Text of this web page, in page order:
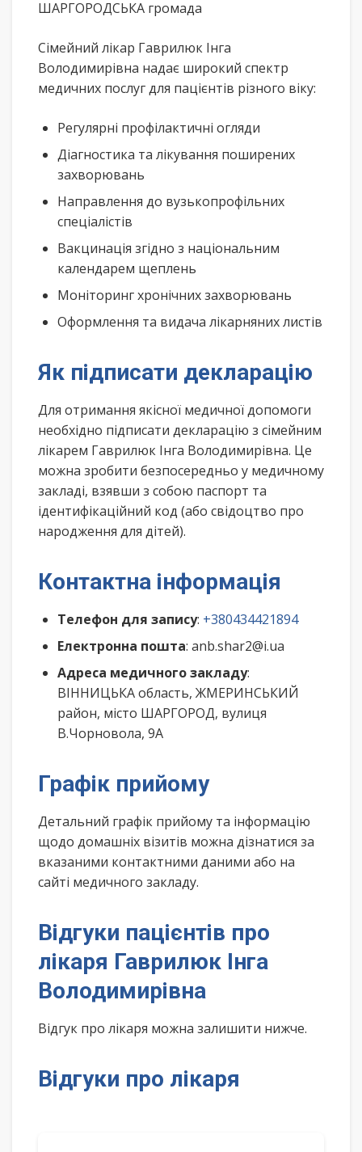
ШАРГОРОДСЬКА громада
Сімейний лікар Гаврилюк Інга
Володимирівна надає широкий спектр
медичних послуг для пацієнтів різного віку:
Регулярні профілактичні огляди
Діагностика та лікування поширених
захворювань
Направлення до вузькопрофільних
спеціалістів
Вакцинація згідно з національним
календарем щеплень
Моніторинг хронічних захворювань
Оформлення та видача лікарняних листів
Як підписати декларацію
Для отримання якісної медичної допомоги
необхідно підписати декларацію з сімейним
лікарем Гаврилюк Інга Володимирівна. Це
можна зробити безпосередньо у медичному
закладі, взявши з собою паспорт та
ідентифікаційний код (або свідоцтво про
народження для дітей).
Контактна інформація
Телефон для запису: +380434421894
Електронна пошта: anb.shar2@i.ua
Адреса медичного закладу:
ВІННИЦЬКА область, ЖМЕРИНСЬКИЙ
район, місто ШАРГОРОД, вулиця
В.Чорновола, 9А
Графік прийому
Детальний графік прийому та інформацію
щодо домашніх візитів можна дізнатися за
вказаними контактними даними або на
сайті медичного закладу.
Відгуки пацієнтів про
лікаря Гаврилюк Інга
Володимирівна
Відгук про лікаря можна залишити нижче.
Відгуки про лікаря